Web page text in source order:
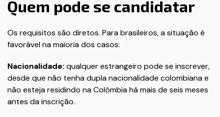
Quem pode se candidatar
Os requisitos são diretos. Para brasileiros, a situação é
favorável na maioria dos casos:
Nacionalidade: qualquer estrangeiro pode se inscrever,
desde que não tenha dupla nacionalidade colombiana e
não esteja residindo na Colômbia há mais de seis meses
antes da inscrição.